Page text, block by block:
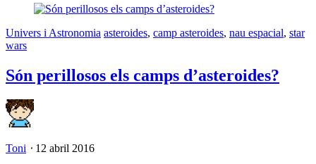
Univers i Astronomia asteroides, camp asteroides, nau espacial, star
wars
Són perillosos els camps d’asteroides?
Toni ⋅ 12 abril 2016